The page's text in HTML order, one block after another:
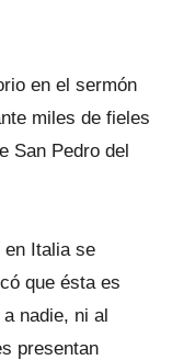
en el sermón
miles de fieles
San Pedro del
en Italia se
que ésta es
nadie, ni al
presentan